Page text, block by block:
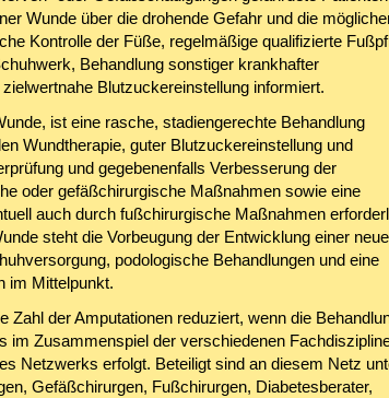
Wunde über die drohende Gefahr und die
Kontrolle der Füße, regelmäßige qualifizierte
Behandlung sonstiger krankhafter
Blutzuckereinstellung informiert.
ist eine rasche, stadiengerechte Behandlung
Wundtherapie, guter Blutzuckereinstellung und
und gegebenenfalls Verbesserung der
oder gefäßchirurgische Maßnahmen sowie eine
auch durch fußchirurgische Maßnahmen
steht die Vorbeugung der Entwicklung einer
podologische Behandlungen und eine
im Mittelpunkt.
Zahl der Amputationen reduziert, wenn die
im Zusammenspiel der verschiedenen
Netzwerks erfolgt. Beteiligt sind an diesem Netz
Gefäßchirurgen, Fußchirurgen, Diabetesberater,